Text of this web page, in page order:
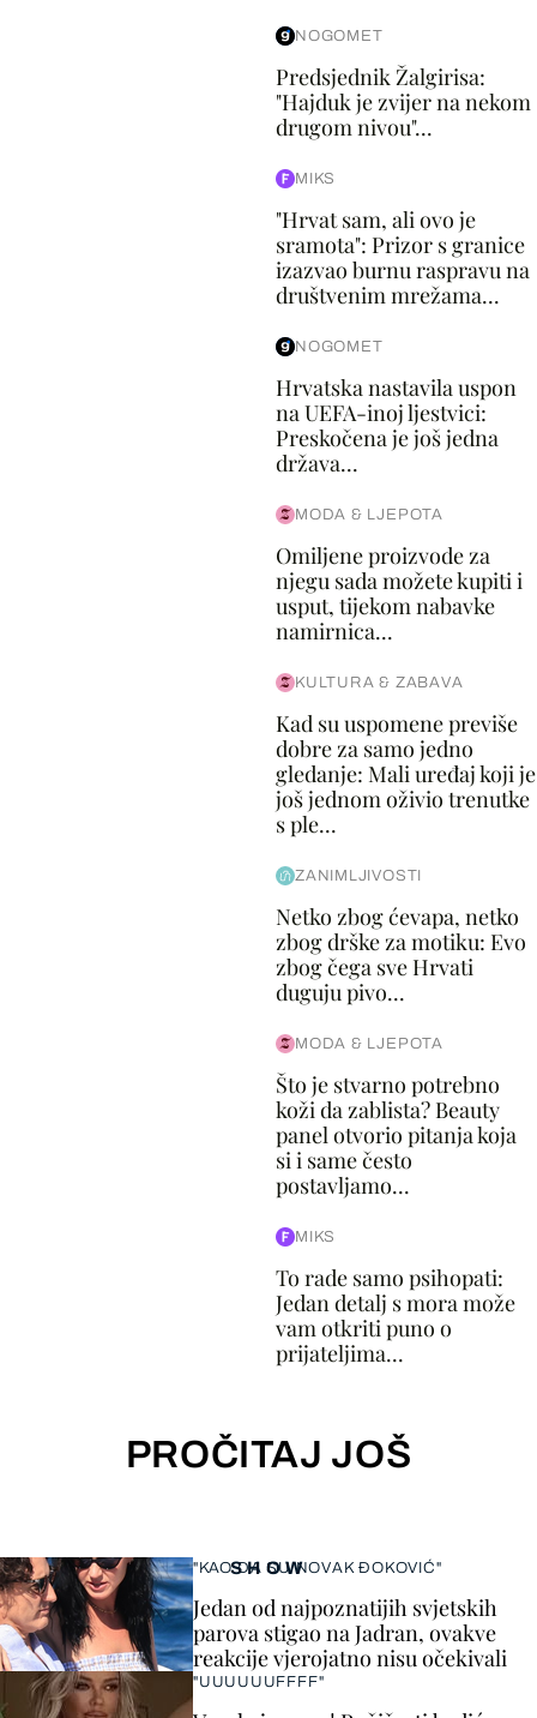
NOGOMET
Predsjednik Žalgirisa:
"Hajduk je zvijer na nekom
drugom nivou"...
MIKS
"Hrvat sam, ali ovo je
sramota": Prizor s granice
izazvao burnu raspravu na
društvenim mrežama...
NOGOMET
Hrvatska nastavila uspon
na UEFA-inoj ljestvici:
Preskočena je još jedna
država...
MODA & LJEPOTA
Omiljene proizvode za
njegu sada možete kupiti i
usput, tijekom nabavke
namirnica...
KULTURA & ZABAVA
Kad su uspomene previše
dobre za samo jedno
gledanje: Mali uređaj koji je
još jednom oživio trenutke
s ple...
ZANIMLJIVOSTI
Netko zbog ćevapa, netko
zbog drške za motiku: Evo
zbog čega sve Hrvati
duguju pivo...
MODA & LJEPOTA
Što je stvarno potrebno
koži da zablista? Beauty
panel otvorio pitanja koja
si i same često
postavljamo...
MIKS
To rade samo psihopati:
Jedan detalj s mora može
vam otkriti puno o
prijateljima...
PROČITAJ JOŠ
SHOW
"KAO DA SU NOVAK ĐOKOVIĆ"
Jedan od najpoznatijih svjetskih
parova stigao na Jadran, ovakve
reakcije vjerojatno nisu očekivali
"UUUUUUFFFF"